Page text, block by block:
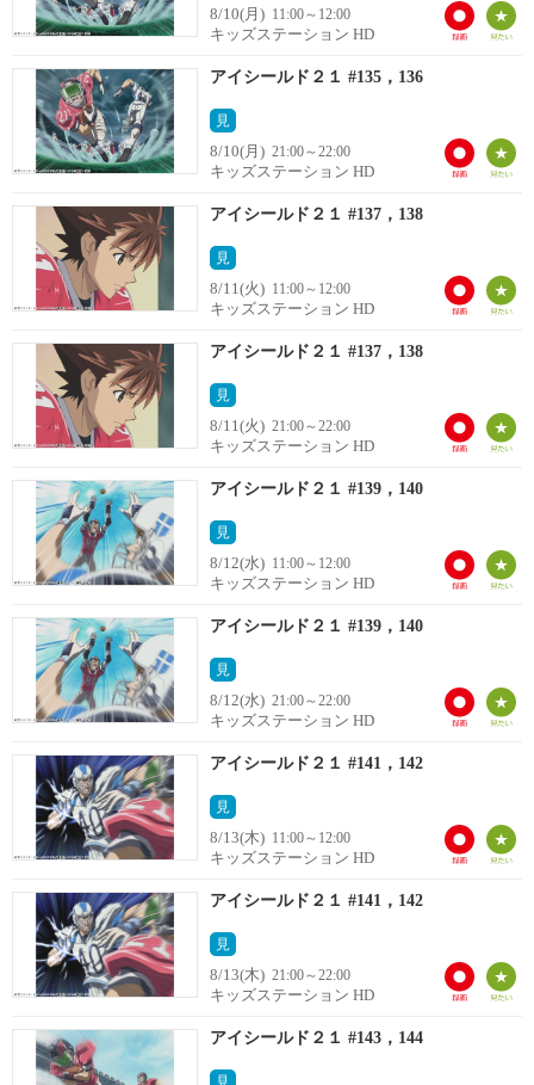
8/10(月) 11:00～12:00
キッズステーション HD
アイシールド２１ #135，136
見
8/10(月) 21:00～22:00
キッズステーション HD
アイシールド２１ #137，138
見
8/11(火) 11:00～12:00
キッズステーション HD
アイシールド２１ #137，138
見
8/11(火) 21:00～22:00
キッズステーション HD
アイシールド２１ #139，140
見
8/12(水) 11:00～12:00
キッズステーション HD
アイシールド２１ #139，140
見
8/12(水) 21:00～22:00
キッズステーション HD
アイシールド２１ #141，142
見
8/13(木) 11:00～12:00
キッズステーション HD
アイシールド２１ #141，142
見
8/13(木) 21:00～22:00
キッズステーション HD
アイシールド２１ #143，144